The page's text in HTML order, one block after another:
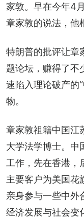
家敦。早在今年4
章家敦的说法，他
特朗普的批评让章
题论坛，赚得了不
速陷入理论破产的
物。
章家敦祖籍中国江
大学法学博士。中
工作，先在香港，
主要客户为美国花
亲身参与一些中外
经济发展与社会变